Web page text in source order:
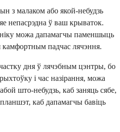
з малаком або якой-небудзь
непасрэдна ў ваш крываток.
можа дапамагчы паменшыць
камфортным падчас лячэння.
дня ў лячэбным цэнтры, бо
і час назірання, можа
што-небудзь, каб заняць сябе,
каб дапамагчы бавіць